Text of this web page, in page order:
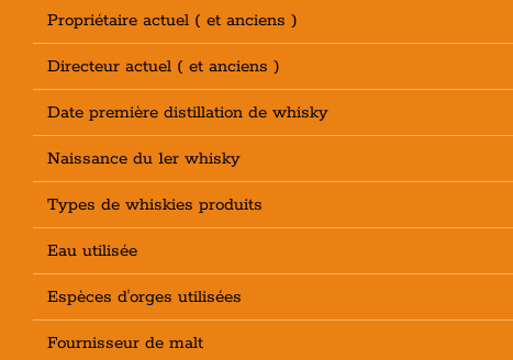
Propriétaire actuel ( et anciens )
Directeur actuel ( et anciens )
Date première distillation de whisky
Naissance du 1er whisky
Types de whiskies produits
Eau utilisée
Espèces d'orges utilisées
Fournisseur de malt